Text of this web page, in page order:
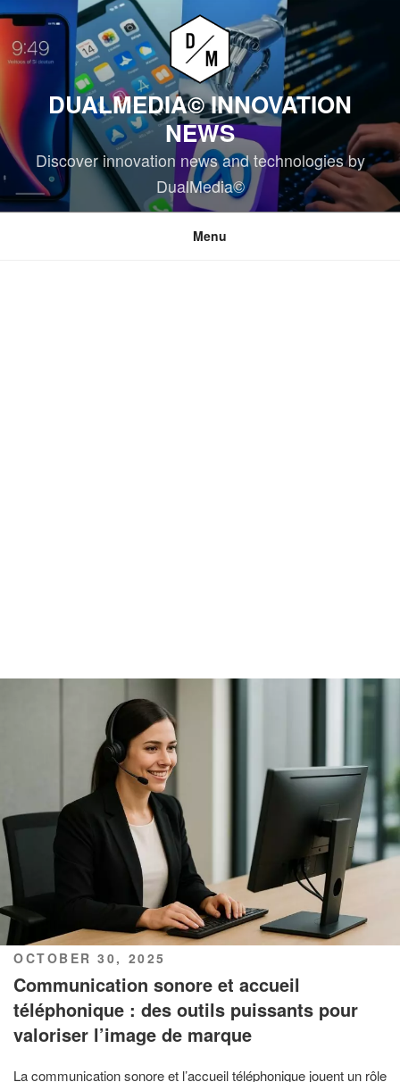
Skip
content
DUALMEDIA© INNOVATION
NEWS
Discover innovation news and technologies by
DualMedia©
Menu
POSTED
ON
OCTOBER 30, 2025
Communication sonore et accueil
téléphonique : des outils puissants pour
valoriser l’image de marque
La communication sonore et l’accueil téléphonique jouent un rôle